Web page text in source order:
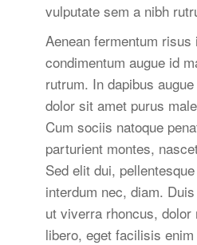
vulputate sem a nibh
Aenean fermentum
condimentum augue id
rutrum. In dapibus
dolor sit amet purus
Cum sociis natoque
parturient montes,
Sed elit dui,
interdum nec, diam.
ut viverra rhoncus, dolor
libero, eget facilisis